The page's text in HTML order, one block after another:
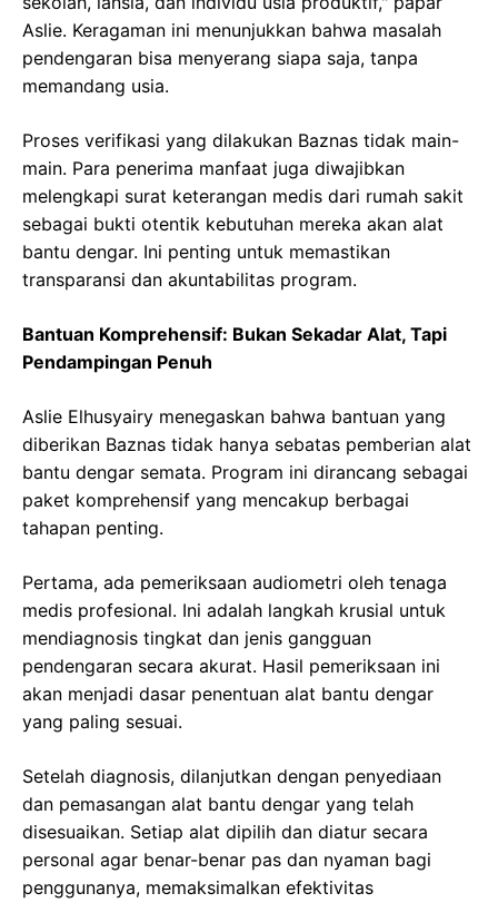
Aslie. Keragaman ini menunjukkan bahwa masalah
pendengaran bisa menyerang siapa saja, tanpa
memandang usia.
Proses verifikasi yang dilakukan Baznas tidak main-
main. Para penerima manfaat juga diwajibkan
melengkapi surat keterangan medis dari rumah sakit
sebagai bukti otentik kebutuhan mereka akan alat
bantu dengar. Ini penting untuk memastikan
transparansi dan akuntabilitas program.
Bantuan Komprehensif: Bukan Sekadar Alat, Tapi
Pendampingan Penuh
Aslie Elhusyairy menegaskan bahwa bantuan yang
diberikan Baznas tidak hanya sebatas pemberian alat
bantu dengar semata. Program ini dirancang sebagai
paket komprehensif yang mencakup berbagai
tahapan penting.
Pertama, ada pemeriksaan audiometri oleh tenaga
medis profesional. Ini adalah langkah krusial untuk
mendiagnosis tingkat dan jenis gangguan
pendengaran secara akurat. Hasil pemeriksaan ini
akan menjadi dasar penentuan alat bantu dengar
yang paling sesuai.
Setelah diagnosis, dilanjutkan dengan penyediaan
dan pemasangan alat bantu dengar yang telah
disesuaikan. Setiap alat dipilih dan diatur secara
personal agar benar-benar pas dan nyaman bagi
penggunanya, memaksimalkan efektivitas